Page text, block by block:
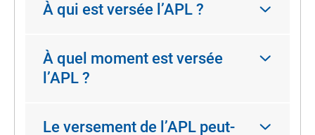
À qui est versée l’APL ?
À quel moment est versée
l’APL ?
Le versement de l’APL peut-